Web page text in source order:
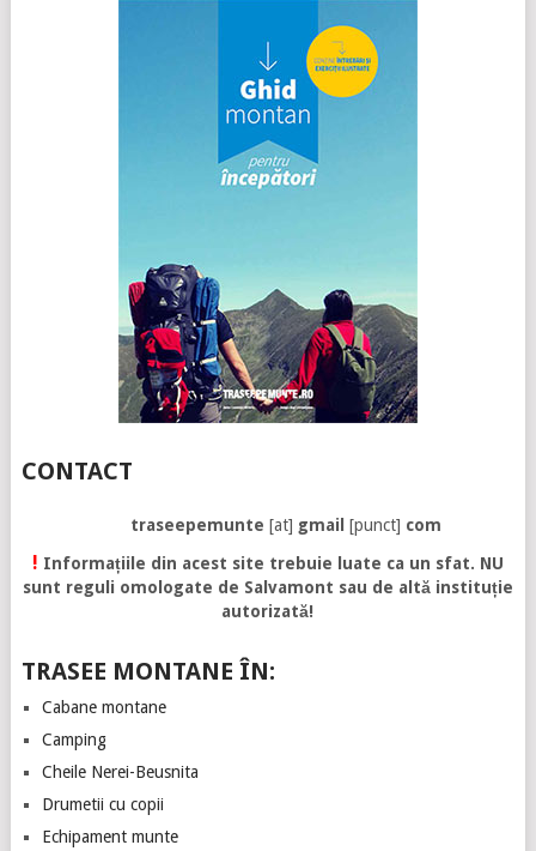
CONTACT
traseepemunte [at] gmail [punct] com
! Informațiile din acest site trebuie luate ca un sfat. NU
sunt reguli omologate de Salvamont sau de altă instituție
autorizată!
TRASEE MONTANE ÎN:
Cabane montane
Camping
Cheile Nerei-Beusnita
Drumetii cu copii
Echipament munte